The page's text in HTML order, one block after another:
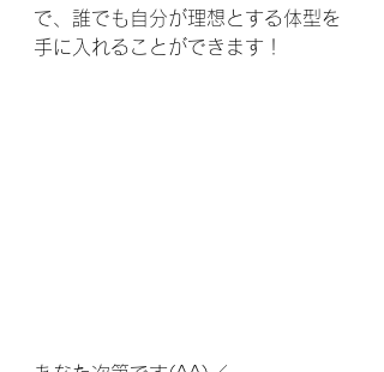
で、誰でも自分が理想とする体型を
手に入れることができます！